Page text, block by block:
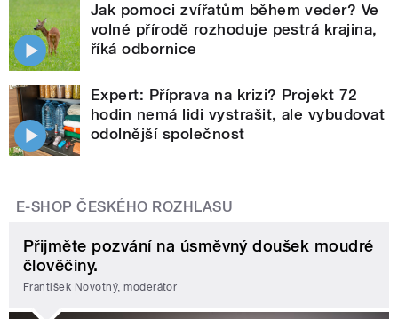
Jak pomoci zvířatům během veder? Ve
volné přírodě rozhoduje pestrá krajina,
říká odbornice
Expert: Příprava na krizi? Projekt 72
hodin nemá lidi vystrašit, ale vybudovat
odolnější společnost
E-SHOP ČESKÉHO ROZHLASU
Přijměte pozvání na úsměvný doušek moudré
člověčiny.
František Novotný, moderátor